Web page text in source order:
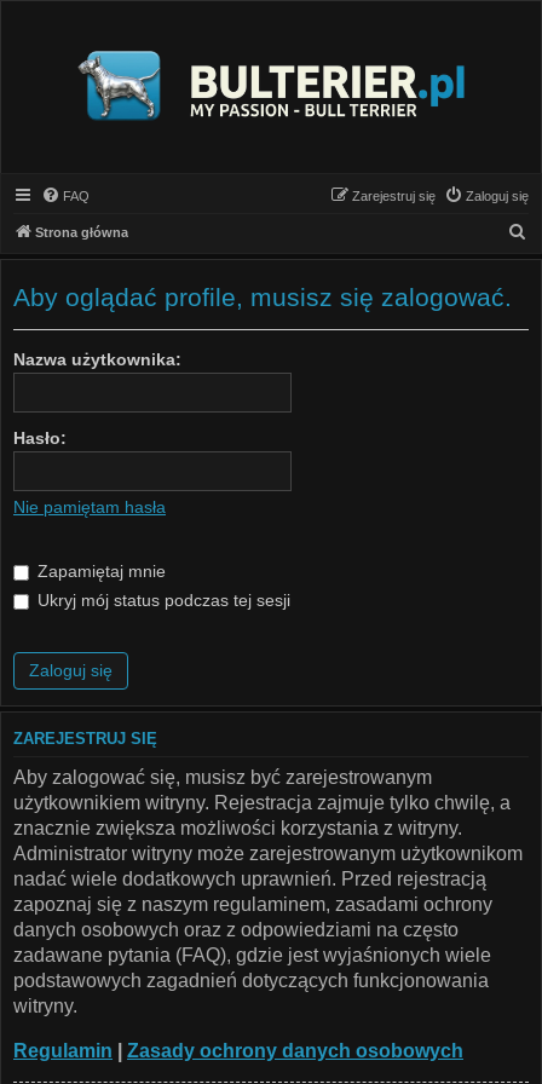
FAQ Zaloguj się
Zarejestruj się
Strona główna
z
Aby oglądać profile, musisz się zalogować.
Nazwa użytkownika:
Hasło:
Nie pamiętam hasła
Zapamiętaj mnie
Ukryj mój status podczas tej sesji
ZAREJESTRUJ SIĘ
Aby zalogować się, musisz być zarejestrowanym
użytkownikiem witryny. Rejestracja zajmuje tylko chwilę, a
znacznie zwiększa możliwości korzystania z witryny.
Administrator witryny może zarejestrowanym użytkownikom
nadać wiele dodatkowych uprawnień. Przed rejestracją
zapoznaj się z naszym regulaminem, zasadami ochrony
danych osobowych oraz z odpowiedziami na często
zadawane pytania (FAQ), gdzie jest wyjaśnionych wiele
podstawowych zagadnień dotyczących funkcjonowania
witryny.
Regulamin Zasady ochrony danych osobowych